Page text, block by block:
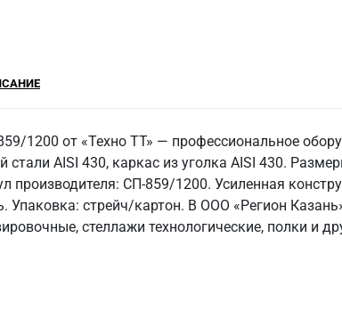
1200 от «Техно ТТ» — профессиональное
AISI 430, каркас из уголка AISI 430.
производителя: СП-859/1200. Усиленная
Упаковка: стрейч/картон. В ООО «Регион
стеллажи технологические, полки и